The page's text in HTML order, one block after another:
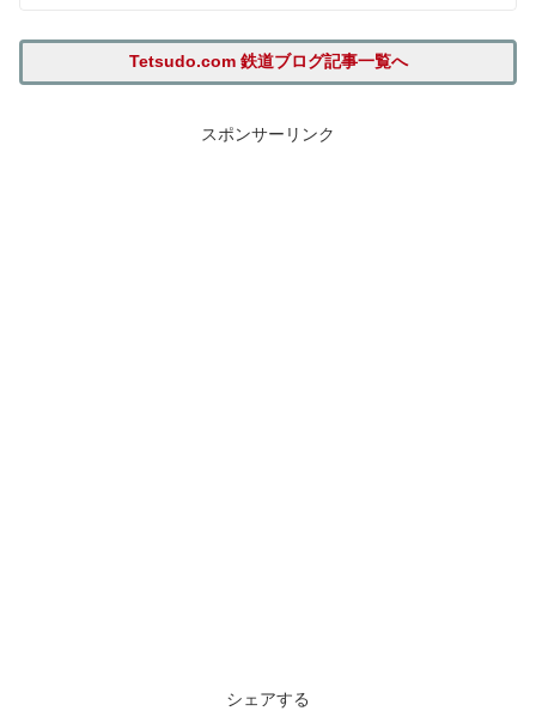
Tetsudo.com 鉄道ブログ記事一覧へ
スポンサーリンク
シェアする